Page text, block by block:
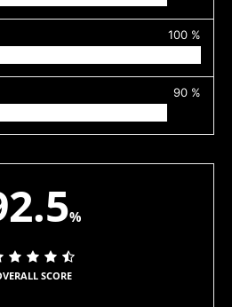
100 %
90 %
%
SCORE